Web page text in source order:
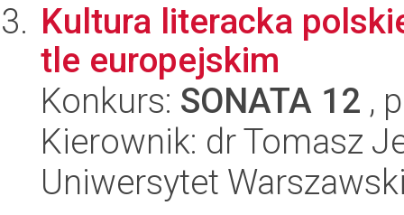
Kultura literacka
tle europejskim
Konkurs: SONATA 12 ,
Kierownik: dr Tomasz
Uniwersytet